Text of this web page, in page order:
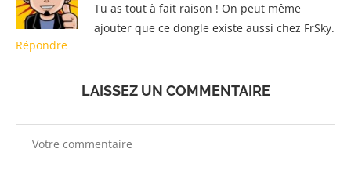
Tu as tout à fait raison ! On peut même
ajouter que ce dongle existe aussi chez FrSky.
Répondre
LAISSEZ UN COMMENTAIRE